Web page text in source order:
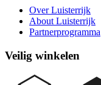
Over Luisterrijk
About Luisterrijk
Partnerprogramma
Veilig winkelen